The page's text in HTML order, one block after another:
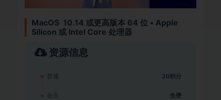
MacOS 10.14 或更高版本 64 位 • Apple
Silicon 或 Intel Core 处理器
资源信息
普通 20积分
会员 免费